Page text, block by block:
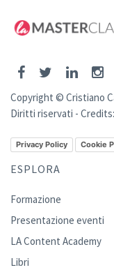
Copyright © Cristiano
Diritti riservati - Credits:
Privacy Policy Cookie
ESPLORA
Formazione
Presentazione eventi
LA Content Academy
Libri